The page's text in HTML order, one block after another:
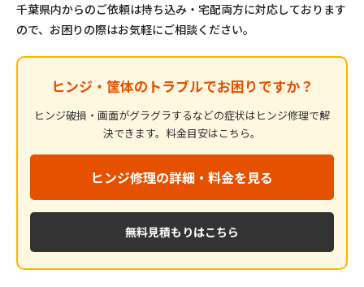
千葉県内からのご依頼は持ち込み・宅配両方に対応しております
ので、お困りの際はお気軽にご相談ください。
ヒンジ・筐体のトラブルでお困りですか？
ヒンジ破損・画面がグラグラするなどの症状はヒンジ修理で解
決できます。料金目安はこちら。
ヒンジ修理の詳細・料金を見る
無料見積もりはこちら